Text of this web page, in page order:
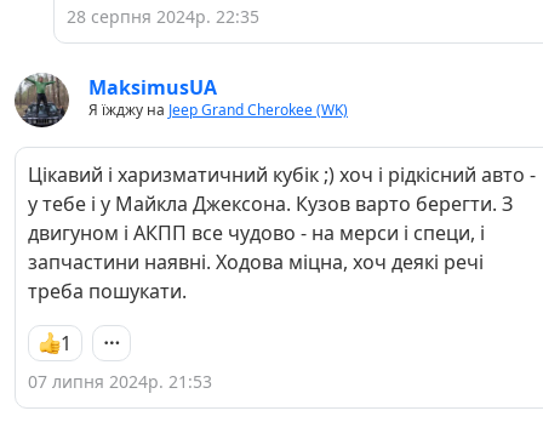
28 серпня 2024р. 22:35
MaksimusUA
Я їжджу на Jeep Grand Cherokee (WK)
Цікавий і харизматичний кубік ;) хоч і рідкісний авто -
у тебе і у Майкла Джексона. Кузов варто берегти. З
двигуном і АКПП все чудово - на мерси і специ, і
запчастини наявні. Ходова міцна, хоч деякі речі
треба пошукати.
1
07 липня 2024р. 21:53